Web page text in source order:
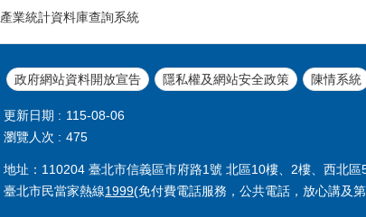
產業統計資料庫查詢系統
政府網站資料開放宣告 隱私權及網站安全政策 陳情系統
更新日期
115-08-06
瀏覽人次
475
地址：110204 臺北市信義區市府路1號 北區10樓、2樓、西北區
臺北市民當家熱線1999(免付費電話服務，公共電話，放心講及